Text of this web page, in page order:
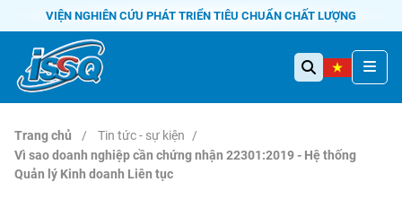
VIỆN NGHIÊN CỨU PHÁT TRIỂN TIÊU CHUẨN CHẤT LƯỢNG
Trang chủ
Tin tức - sự kiện
Vì sao doanh nghiệp cần chứng nhận 22301:2019 - Hệ thống
Quản lý Kinh doanh Liên tục